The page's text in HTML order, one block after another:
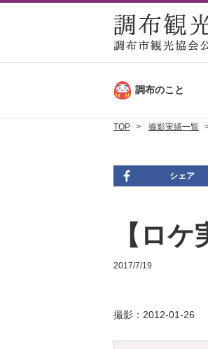
調布のこと
TOP 撮影実績一覧
シェア
【ロ
2017/7/19
撮影：2012-01-26